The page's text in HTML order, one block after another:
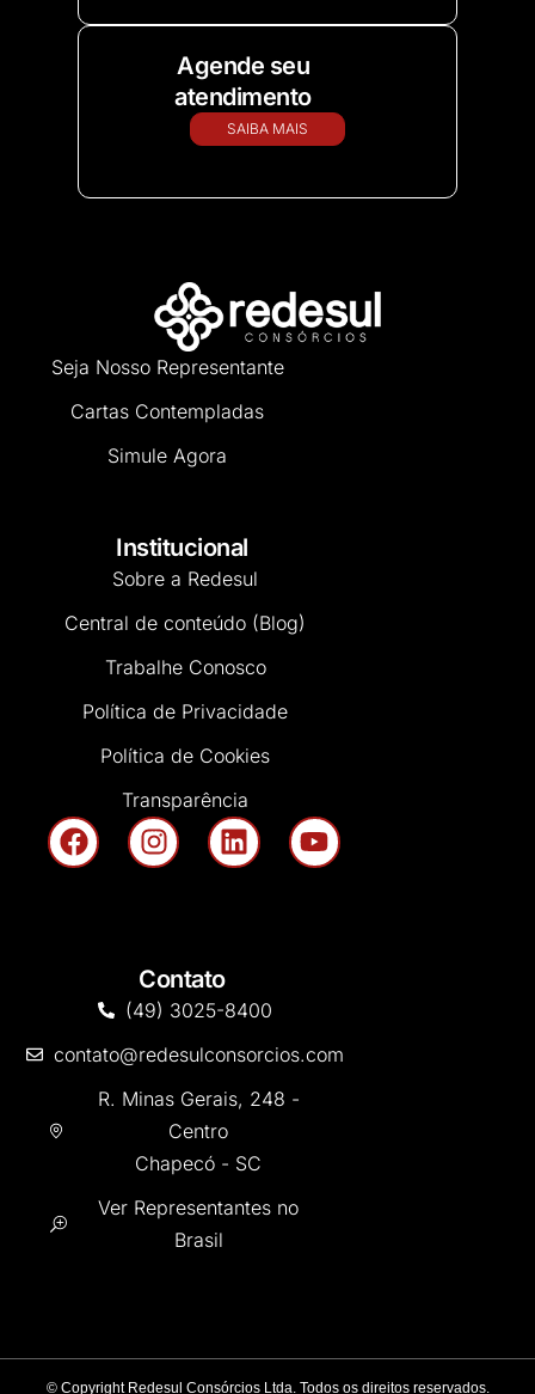
Agende seu
atendimento
SAIBA MAIS
Seja Nosso Representante
Cartas Contempladas
Simule Agora
Institucional
Sobre a Redesul
Central de conteúdo (Blog)
Trabalhe Conosco
Política de Privacidade
Política de Cookies
Transparência
Contato
(49) 3025-8400
contato@redesulconsorcios.com
R. Minas Gerais, 248 -
Centro
Chapecó - SC
Ver Representantes no
Brasil
© Copyright Redesul Consórcios Ltda. Todos os direitos reservados.